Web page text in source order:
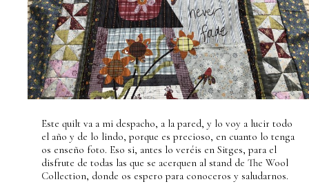
Este quilt va a mi despacho, a la pared, y lo voy a lucir todo
el año y de lo lindo, porque es precioso, en cuanto lo tenga
os enseño foto. Eso si, antes lo veréis en Sitges, para el
disfrute de todas las que se acerquen al stand de The Wool
Collection, donde os espero para conoceros y saludarnos.